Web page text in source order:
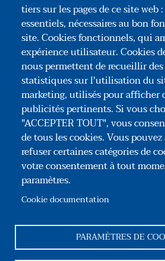
de la composition et de
patrimoine, de la nature et
ressources, de ses besoins,
à se maintenir ou non à son
du contexte familial.
tiers sur les pages de ce site web
essentiels, nécessaires au bon
site. Cookies fonctionnels, qui
expérience utilisateur. Cookies
nous permettent de recueillir
statistiques sur l'utilisation du
marketing, utilisés pour afficher
publicités pertinents. Si vous
"ACCEPTER TOUT", vous
de tous les cookies. Vous
refuser certaines catégories de
votre consentement à tout
paramètres.
Cookie documentation
PARAMÈTRES DE
Association Congrès des
35, rue du Général Foy – 75008
Reseaux sociaux